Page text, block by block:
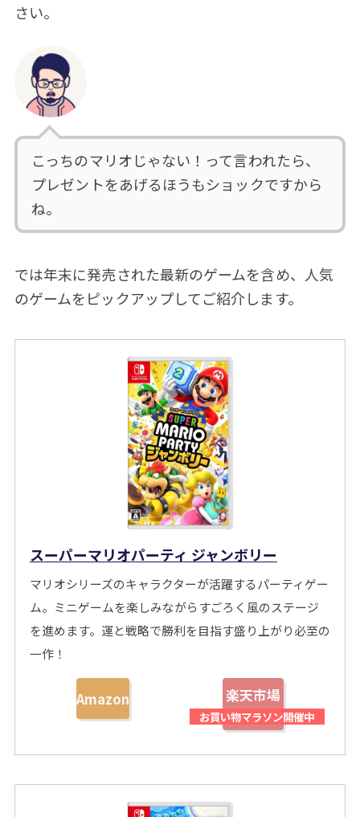
さい。
こっちのマリオじゃない！って言われたら、
プレゼントをあげるほうもショックですから
ね。
では年末に発売された最新のゲームを含め、人気
のゲームをピックアップしてご紹介します。
スーパーマリオパーティ ジャンボリー
マリオシリーズのキャラクターが活躍するパーティゲー
ム。ミニゲームを楽しみながらすごろく風のステージ
を進めます。運と戦略で勝利を目指す盛り上がり必至の
一作！
Amazon 楽天市場